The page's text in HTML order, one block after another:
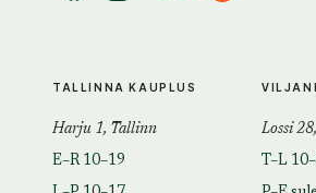
TALLINNA KAUPLUS
Harju 1, Tallinn
E–R 10–19
Lossi
T–L